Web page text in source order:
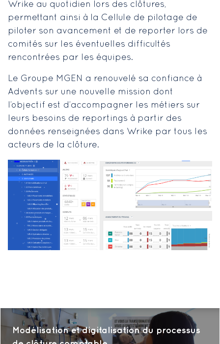
Wrike au quotidien lors des clôtures,
permettant ainsi à la Cellule de pilotage de
piloter son avancement et de reporter lors de
comités sur les éventuelles difficultés
rencontrées par les équipes.
Le Groupe MGEN a renouvelé sa confiance à
Advents sur une nouvelle mission dont
l’objectif est d’accompagner les métiers sur
leurs besoins de reportings à partir des
données renseignées dans Wrike par tous les
acteurs de la clôture.
Modélisation et digitalisation du processus